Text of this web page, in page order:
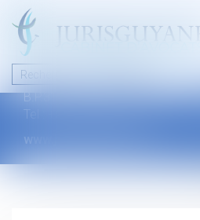
46 avenue de la liberté
B.P.315 - 97327 Cayenne Cedex
Tel : +594 594 29 45 35
www.jurisguyane.com